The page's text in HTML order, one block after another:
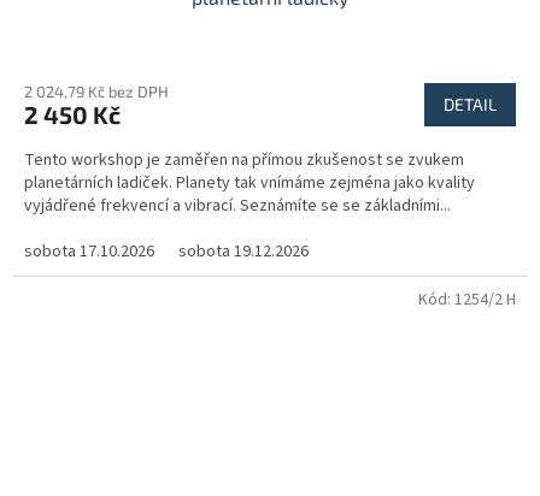
2 024,79 Kč bez DPH
2 450 Kč DETAIL
Tento workshop je zaměřen na přímou zkušenost se zvukem
planetárních ladiček. Planety tak vnímáme zejména jako kvality
vyjádřené frekvencí a vibrací. Seznámíte se se základními...
sobota 17.10.2026
sobota 19.12.2026
Kód: 1254/2 H